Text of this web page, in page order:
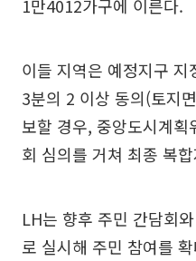
1만4012가구에 이른다.
이들 지역은 예정지구
3분의 2 이상 동의(토지
보할 경우, 중앙도시계
회 심의를 거쳐 최종 복
LH는 향후 주민 간담회
로 실시해 주민 참여를